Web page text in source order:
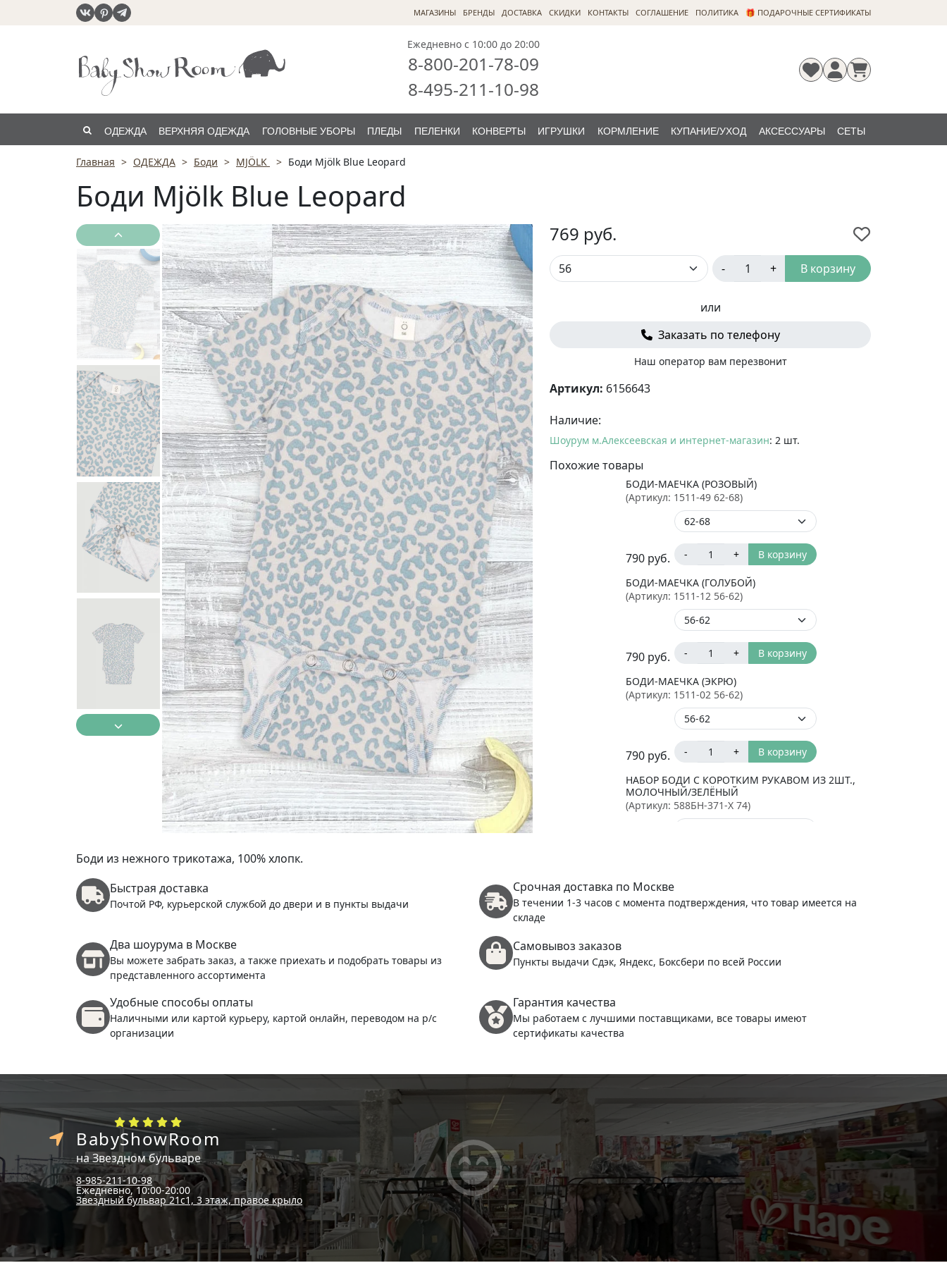
МАГАЗИНЫ БРЕНДЫ ДОСТАВКА СКИДКИ КОНТАКТЫ CОГЛАШЕНИЕ ПОЛИТИКА 🎁 ПОДАРОЧНЫЕ СЕРТИФИКАТЫ
Ежедневно с 10:00 до 20:00
8-800-201-78-09
8-495-211-10-98
ОДЕЖДА ВЕРХНЯЯ ОДЕЖДА ГОЛОВНЫЕ УБОРЫ ПЛЕДЫ ПЕЛЕНКИ КОНВЕРТЫ ИГРУШКИ КОРМЛЕНИЕ КУПАНИЕ/УХОД АКСЕССУАРЫ СЕТЫ
РАСПРОДАЖА
Главная ОДЕЖДА Боди MJÖLK Боди Mjölk Blue Leopard
Боди Mjölk Blue Leopard
769 руб.
- + В корзину
или
Заказать по телефону
Наш оператор вам перезвонит
Артикул: 6156643
Наличие:
Шоурум м.Алексеевская и интернет-магазин: 2 шт.
Похожие товары
БОДИ-МАЕЧКА (РОЗОВЫЙ)
(Артикул: 1511-49 62-68)
790 руб. - + В корзину
БОДИ-МАЕЧКА (ГОЛУБОЙ)
(Артикул: 1511-12 56-62)
790 руб. - + В корзину
БОДИ-МАЕЧКА (ЭКРЮ)
(Артикул: 1511-02 56-62)
790 руб. - + В корзину
НАБОР БОДИ С КОРОТКИМ РУКАВОМ ИЗ 2ШТ.,
МОЛОЧНЫЙ/ЗЕЛЁНЫЙ
(Артикул: 588БН-371-Х 74)
Боди из нежного трикотажа, 100% хлопк.
Быстрая доставка
Почтой РФ, курьерской службой до двери и в пункты выдачи
Срочная доставка по Москве
В течении 1-3 часов с момента подтверждения, что товар имеется на
складе
Два шоурума в Москве
Вы можете забрать заказ, а также приехать и подобрать товары из
представленного ассортимента
Самовывоз заказов
Пункты выдачи Сдэк, Яндекс, Боксбери по всей России
Удобные способы оплаты
Наличными или картой курьеру, картой онлайн, переводом на р/с
организации
Гарантия качества
Мы работаем с лучшими поставщиками, все товары имеют
сертификаты качества
BabyShowRoom
на Звездном бульваре
8-985-211-10-98
Ежедневно, 10:00-20:00
Звездный бульвар 21с1, 3 этаж, правое крыло